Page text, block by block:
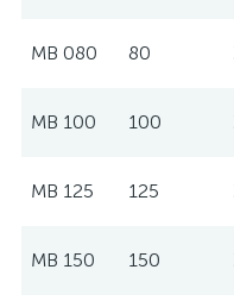
МВ 080 80
МВ 100 100
МВ 125 125
МВ 150 150